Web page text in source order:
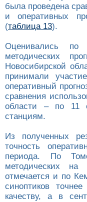
была проведена
и оперативных
(таблица 13).
Оценивались по
методических
Новосибирской
принимали
оперативный
сравнения
области – по 11
станциям.
Из полученных
точность
периода. По
методических на
отмечается и по
синоптиков
качеству, а в